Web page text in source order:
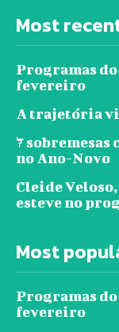
Most
Programas
fevereiro
A trajetória
7 sobremesas
no Ano-Novo
Cleide
esteve no
Most
Programas
fevereiro